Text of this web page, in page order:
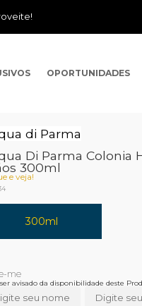
OPORTUNIDADES
di Parma
Di Parma Colonia
300ml
e veja!
300ml
avisado da disponibilidade deste